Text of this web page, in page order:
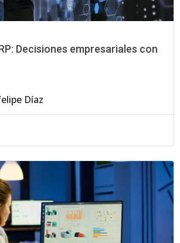
Decisiones empresariales con
Díaz